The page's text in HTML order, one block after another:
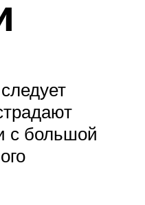
с большой